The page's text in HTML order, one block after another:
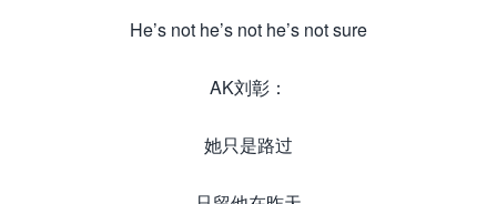
He’s not he’s not he’s not sure
AK刘彰：
她只是路过